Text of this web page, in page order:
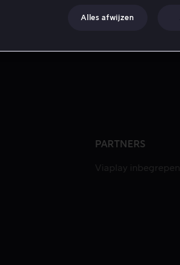
PARTNERS
Viaplay inbegrepen
Alles afwijzen